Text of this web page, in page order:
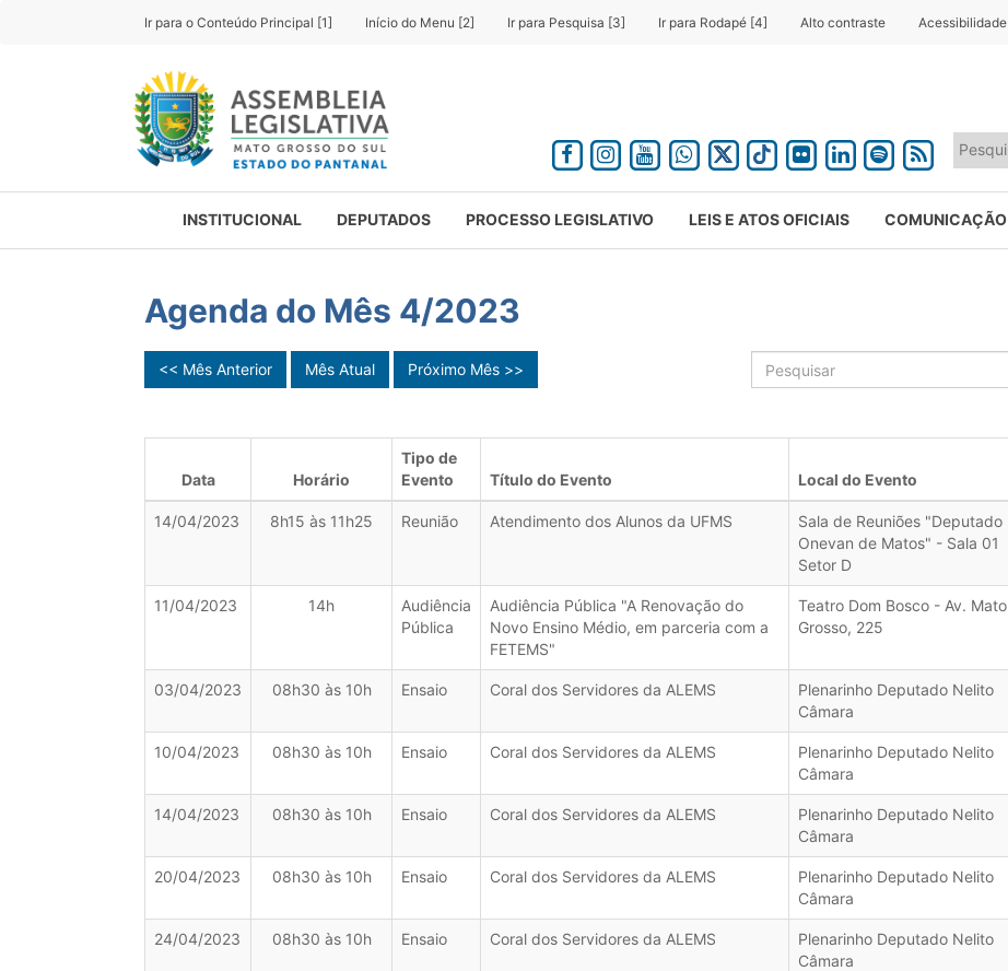
Ir para o Conteúdo Principal [1] Início do Menu [2] Ir para Pesquisa [3] Ir para Rodapé [4] Alto contraste Acessibilidade
INSTITUCIONAL DEPUTADOS PROCESSO LEGISLATIVO LEIS E ATOS OFICIAIS COMUNICAÇÃO
Agenda do Mês 4/2023
<< Mês Anterior Mês Atual Próximo Mês >>
Data Horário
Tipo de
Evento
Título do Evento Local do Evento
14/04/2023 8h15 às 11h25 Reunião Atendimento dos Alunos da UFMS
Sala de Reuniões "Deputado
Onevan de Matos" - Sala 01
Setor D
11/04/2023 14h
Audiência
Pública
Audiência Pública "A Renovação do
Novo Ensino Médio, em parceria com a
FETEMS"
Teatro Dom Bosco - Av. Mato
Grosso, 225
03/04/2023 08h30 às 10h Ensaio Coral dos Servidores da ALEMS
Plenarinho Deputado Nelito
Câmara
10/04/2023 08h30 às 10h Ensaio Coral dos Servidores da ALEMS
Plenarinho Deputado Nelito
Câmara
14/04/2023 08h30 às 10h Ensaio Coral dos Servidores da ALEMS
Plenarinho Deputado Nelito
Câmara
20/04/2023 08h30 às 10h Ensaio Coral dos Servidores da ALEMS
Plenarinho Deputado Nelito
Câmara
24/04/2023 08h30 às 10h Ensaio Coral dos Servidores da ALEMS
Plenarinho Deputado Nelito
Câmara